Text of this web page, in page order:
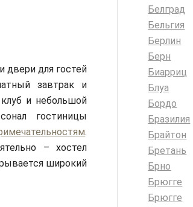
двери для гостей
завтрак и
и небольшой
гостиницы
.
– хостел
широкий
Белград
Бельгия
Берлин
Берн
Биарриц
Блуа
Бордо
Бразилия
Брайтон
Бретань
Брно
Брюгге
Брюгге